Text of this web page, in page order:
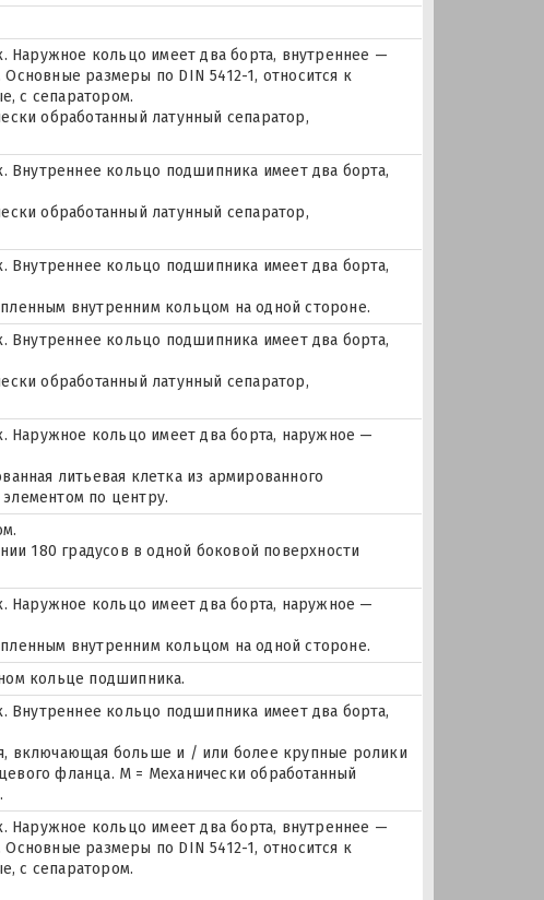
кольцо имеет два борта, внутреннее —
размеры по DIN 5412-1, относится к
с сепаратором.
обработанный латунный сепаратор,
кольцо подшипника имеет два борта,
обработанный латунный сепаратор,
кольцо подшипника имеет два борта,
внутренним кольцом на одной стороне.
кольцо подшипника имеет два борта,
обработанный латунный сепаратор,
кольцо имеет два борта, наружное —
литьевая клетка из армированного
по центру.
180 градусов в одной боковой поверхности
кольцо имеет два борта, наружное —
внутренним кольцом на одной стороне.
кольце подшипника.
кольцо подшипника имеет два борта,
включающая больше и / или более крупные ролики
фланца. M = Механически обработанный
кольцо имеет два борта, внутреннее —
размеры по DIN 5412-1, относится к
с сепаратором.